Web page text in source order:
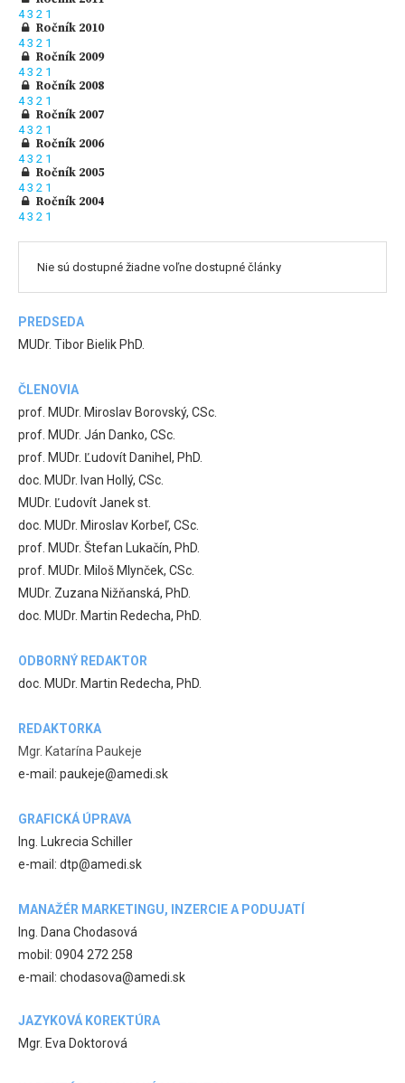
43 2 1
Ročník 2010
43 2 1
Ročník 2009
43 2 1
Ročník 2008
43 2 1
Ročník 2007
43 2 1
Ročník 2006
43 2 1
Ročník 2005
43 2 1
Ročník 2004
43 2 1
Nie sú dostupné žiadne voľne dostupné články
PREDSEDA
MUDr. Tibor Bielik PhD.
ČLENOVIA
prof. MUDr. Miroslav Borovský, CSc.
prof. MUDr. Ján Danko, CSc.
prof. MUDr. Ľudovít Danihel, PhD.
doc. MUDr. Ivan Hollý, CSc.
MUDr. Ľudovít Janek st.
doc. MUDr. Miroslav Korbeľ, CSc.
prof. MUDr. Štefan Lukačín, PhD.
prof. MUDr. Miloš Mlynček, CSc.
MUDr. Zuzana Nižňanská, PhD.
doc. MUDr. Martin Redecha, PhD.
ODBORNÝ REDAKTOR
doc. MUDr. Martin Redecha, PhD.
REDAKTORKA
Mgr. Katarína Paukeje
e-mail: paukeje@amedi.sk
GRAFICKÁ ÚPRAVA
Ing. Lukrecia Schiller
e-mail: dtp@amedi.sk
MANAŽÉR MARKETINGU, INZERCIE A PODUJATÍ
Ing. Dana Chodasová
mobil: 0904 272 258
e-mail: chodasova@amedi.sk
JAZYKOVÁ KOREKTÚRA
Mgr. Eva Doktorová